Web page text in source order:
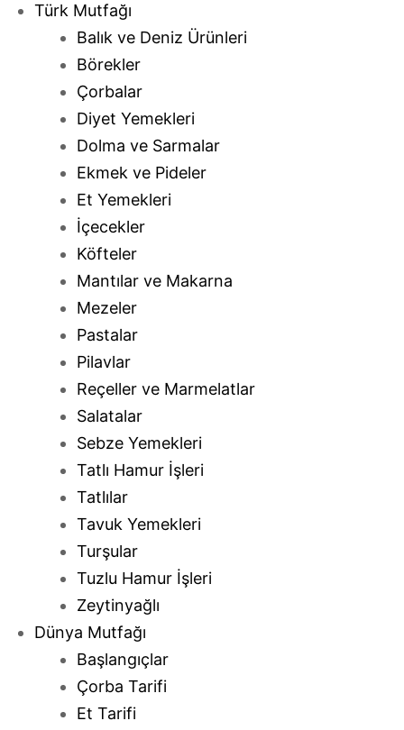
Türk Mutfağı
Balık ve Deniz Ürünleri
Börekler
Çorbalar
Diyet Yemekleri
Dolma ve Sarmalar
Ekmek ve Pideler
Et Yemekleri
İçecekler
Köfteler
Mantılar ve Makarna
Mezeler
Pastalar
Pilavlar
Reçeller ve Marmelatlar
Salatalar
Sebze Yemekleri
Tatlı Hamur İşleri
Tatlılar
Tavuk Yemekleri
Turşular
Tuzlu Hamur İşleri
Zeytinyağlı
Dünya Mutfağı
Başlangıçlar
Çorba Tarifi
Et Tarifi